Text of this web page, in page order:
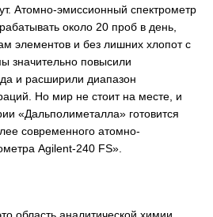
Атомно-эмиссионный спектрометр
около 20 проб в день,
элементов и без лишних хлопот с
значительно повысили
и расширили диапазон
Но мир не стоит на месте, и
«Дальполиметалла» готовится
современного атомно-
Agilent-240 FS».